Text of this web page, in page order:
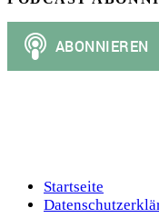
Startseite